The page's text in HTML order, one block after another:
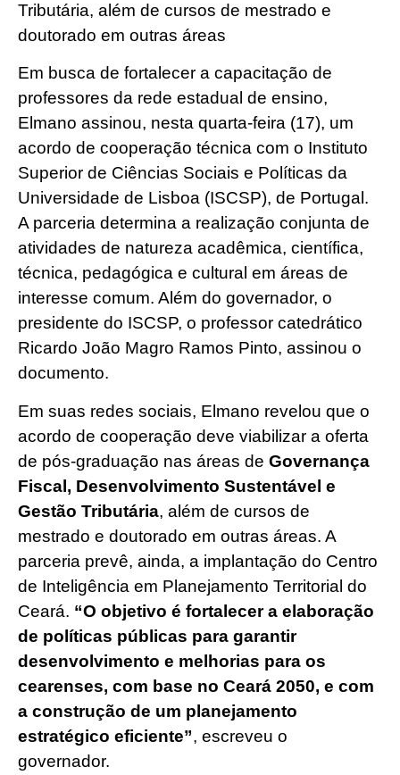
Tributária, além de cursos de mestrado e
doutorado em outras áreas
Em busca de fortalecer a capacitação de
professores da rede estadual de ensino,
Elmano assinou, nesta quarta-feira (17), um
acordo de cooperação técnica com o Instituto
Superior de Ciências Sociais e Políticas da
Universidade de Lisboa (ISCSP), de Portugal.
A parceria determina a realização conjunta de
atividades de natureza acadêmica, científica,
técnica, pedagógica e cultural em áreas de
interesse comum. Além do governador, o
presidente do ISCSP, o professor catedrático
Ricardo João Magro Ramos Pinto, assinou o
documento.
Em suas redes sociais, Elmano revelou que o
acordo de cooperação deve viabilizar a oferta
de pós-graduação nas áreas de Governança
Fiscal, Desenvolvimento Sustentável e
Gestão Tributária, além de cursos de
mestrado e doutorado em outras áreas. A
parceria prevê, ainda, a implantação do Centro
de Inteligência em Planejamento Territorial do
Ceará. “O objetivo é fortalecer a elaboração
de políticas públicas para garantir
desenvolvimento e melhorias para os
cearenses, com base no Ceará 2050, e com
a construção de um planejamento
estratégico eficiente”, escreveu o
governador.